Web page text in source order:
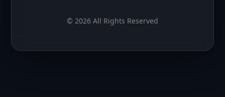
© 2026 All Rights Reserved